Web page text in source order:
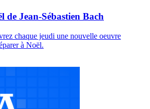
de Jean-Sébastien Bach
chaque jeudi une nouvelle oeuvre
à Noël.